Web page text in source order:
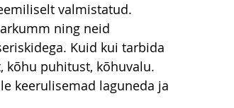
valmistatud.
ning neid
Kuid kui tarbida
kõhu puhitust, kõhuvalu.
keerulisemad laguneda ja